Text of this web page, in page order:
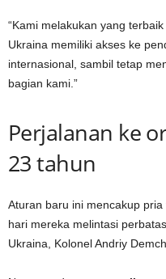
“Kami melakukan yang
Ukraina memiliki akses ke
internasional, sambil tetap
bagian kami.”
Perjalanan ke
23 tahun
Aturan baru ini mencakup
hari mereka melintasi
Ukraina, Kolonel Andriy